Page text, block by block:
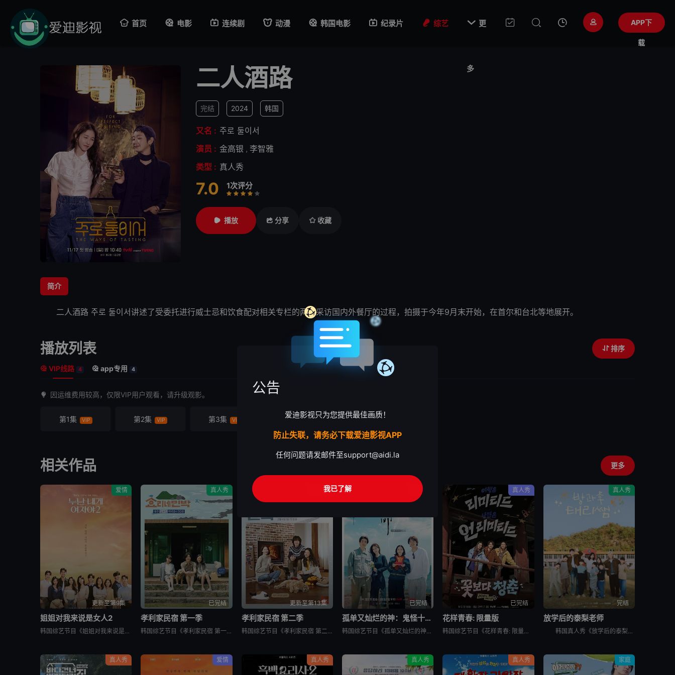
首页 电影 连续剧 动漫 韩国电影 纪录片 综艺  更
多
APP下
载
二人酒路
完结 2024 韩国
又名 : 주로 둘이서
演员 : 金高银 , 李智雅
类型 : 真人秀
7.0 1次评分
很差
较差还行推荐
力荐
播放 分享 收藏
简介
二人酒路 주로 둘이서讲述了受委托进行威士忌和饮食配对相关专栏的两人采访国内外餐厅的过程，拍摄于今年9月末开始，在首尔和台北等地展开。
播放列表 排序
VIP线路 4 app专用 4
因运维费用较高，仅限VIP用户观看，请升级观影。
第1集 VIP 第2集 VIP 第3集 VIP 第4集 VIP
相关作品 更多
爱情
更新至第9集
姐姐对我来说是女人2
韩国综艺节目《姐姐对我来说是女人2》又名：Noona is a Woman to Me 2，讲述了：节目旨在开掘为了事业而度过激烈的时间还没有找到爱情的女性和在爱情面前相信年龄只是数字的男性之间的罗曼
真人秀
已完结
孝利家民宿 第一季
韩国综艺节目《孝利家民宿 第一季》又名：孝利家的民宿,Hyori&#39;s Homestay,효리네민박，讲述了：《孝利家民宿》为韩国JTBC的综艺节目，由李孝利主持，节目背景为李孝利与丈夫李尚顺音
真人秀
更新至第13集
孝利家民宿 第二季
韩国综艺节目《孝利家民宿 第二季》又名：효리네 민박2，讲述了：《孝利家民宿 第二季》继续讲述李尚顺、李孝利夫妇在自家民宿接待客人的故事，本季将展现冬季济州岛的美景，而民宿新职员林允儿和短期兼职生朴宝
真人秀
已完结
孤单又灿烂的神：鬼怪十周年特辑
韩国综艺节目《孤单又灿烂的神：鬼怪十周年特辑》又名：鬼怪十周年特别篇,鬼怪十周年之旅(台),도깨비 10주년，讲述了：为纪念开播十周年，剧中主演睽违多年再度聚首，展开特別旅行，重访经典场景、回顾难忘台
真人秀
已完结
花样青春: 限量版
韩国综艺节目《花样青春: 限量版》的妙趣在于突发旅行。突然告诉出演者去旅行的日程，出演者带着制作组原封不动地给的每人10万韩元经费，于2026年2月24日通过频道十五夜直播被绑架到旅行地。出演人员是郑
真人秀
完结
放学后的泰梨老师
韩国真人秀《放学后的泰梨老师》讲述的，是金泰梨成为某乡村小学的戏剧班老师，给学生们上戏剧课的节目。 成为充满热情的演技老师金泰梨和可爱学生们展开的特别旅程，将为观众带来纯真的笑容和感动。
真人秀 爱情 真人秀 真人秀 真人秀 家庭
公告
爱迪影视只为您提供最佳画质！
防止失联，请务必下载爱迪影视APP
任何问题请发邮件至support@aidi.la
我已了解